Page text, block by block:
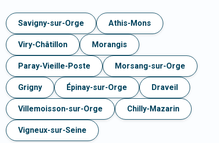
Savigny-sur-Orge Athis-Mons
Viry-Châtillon Morangis
Paray-Vieille-Poste Morsang-sur-Orge
Grigny Épinay-sur-Orge Draveil
Villemoisson-sur-Orge Chilly-Mazarin
Vigneux-sur-Seine